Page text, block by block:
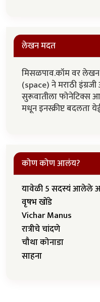
लेखन मदत
मिसळपाव.कॉम वर लेखन
(space) ने मराठी
सुरूवातीला फोनेटिक्स
मधून इनस्क्रीप्ट बदलता
कोण कोण आलंय?
यावेळी 5 सदस्यं आलेले
वृषभ खोंडे
Vichar Manus
रात्रीचे चांदणे
चौथा कोनाडा
साहना